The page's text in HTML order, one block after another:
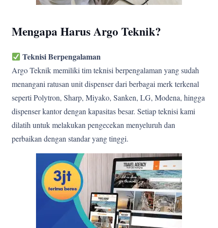
Mengapa Harus Argo Teknik?
Teknisi Berpengalaman
Argo Teknik memiliki tim teknisi berpengalaman yang sudah
menangani ratusan unit dispenser dari berbagai merk terkenal
seperti Polytron, Sharp, Miyako, Sanken, LG, Modena, hingga
dispenser kantor dengan kapasitas besar. Setiap teknisi kami
dilatih untuk melakukan pengecekan menyeluruh dan
perbaikan dengan standar yang tinggi.